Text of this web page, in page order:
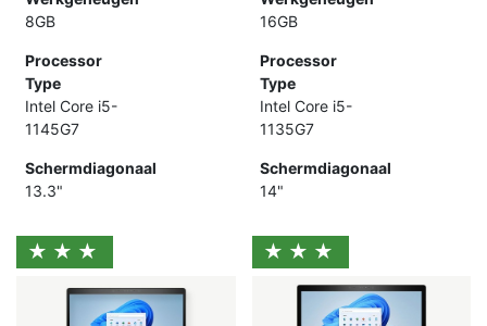
8GB
Processor
Type
Intel Core i5-
1145G7
Schermdiagonaal
13.3"
16GB
Processor
Type
Intel Core i5-
1135G7
Schermdiagonaal
14"
★★★ ★★★